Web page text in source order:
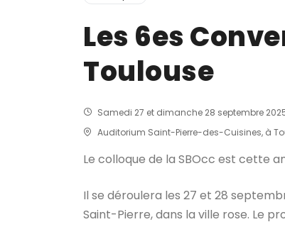
Les 6es
Toulouse
Samedi 27 et dimanche 28 septembre
Auditorium Saint-Pierre-des-Cuisines, à
Le colloque de la SBOcc est cette
Il se déroulera les 27 et 28
Saint-Pierre, dans la ville rose. Le